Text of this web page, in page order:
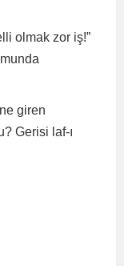
olmak zor iş!”
giren
Gerisi laf-ı